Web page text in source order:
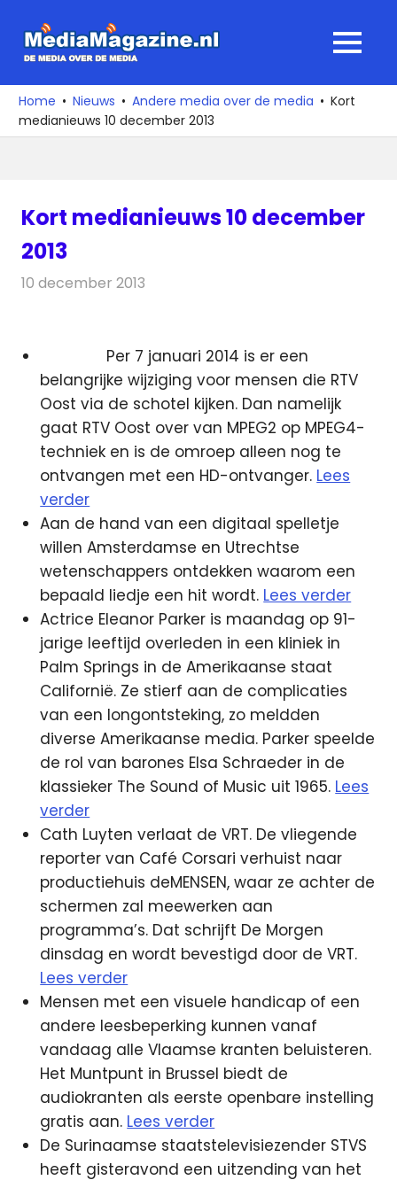
naar
media
over
de
MENU
Home Nieuws Andere media over de media
Kort
medianieuws 10 december 2013
Kort medianieuws 10 december
2013
10 december 2013
Per 7 januari 2014 is er een
belangrijke wijziging voor mensen die RTV
Oost via de schotel kijken. Dan namelijk
gaat RTV Oost over van MPEG2 op MPEG4-
techniek en is de omroep alleen nog te
ontvangen met een HD-ontvanger. Lees
verder
Aan de hand van een digitaal spelletje
willen Amsterdamse en Utrechtse
wetenschappers ontdekken waarom een
bepaald liedje een hit wordt. Lees verder
Actrice Eleanor Parker is maandag op 91-
jarige leeftijd overleden in een kliniek in
Palm Springs in de Amerikaanse staat
Californië. Ze stierf aan de complicaties
van een longontsteking, zo meldden
diverse Amerikaanse media. Parker speelde
de rol van barones Elsa Schraeder in de
klassieker The Sound of Music uit 1965. Lees
verder
Cath Luyten verlaat de VRT. De vliegende
reporter van Café Corsari verhuist naar
productiehuis deMENSEN, waar ze achter de
schermen zal meewerken aan
programma’s. Dat schrijft De Morgen
dinsdag en wordt bevestigd door de VRT.
Lees verder
Mensen met een visuele handicap of een
andere leesbeperking kunnen vanaf
vandaag alle Vlaamse kranten beluisteren.
Het Muntpunt in Brussel biedt de
audiokranten als eerste openbare instelling
gratis aan. Lees verder
De Surinaamse staatstelevisiezender STVS
heeft gisteravond een uitzending van het